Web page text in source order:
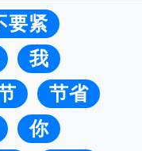
要紧
我
节省
你